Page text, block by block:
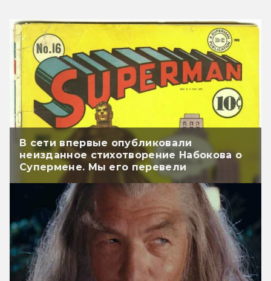
В сети впервые опубликовали
неизданное стихотворение Набокова о
Супермене. Мы его перевели